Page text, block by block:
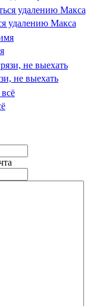
удалению Макса
не выехать